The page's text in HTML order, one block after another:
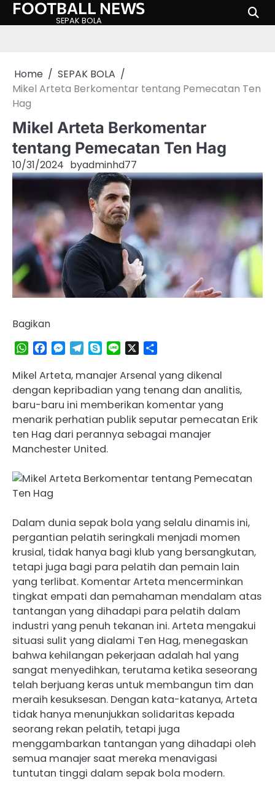
SkipFOOTBALL NEWS
SEPAK BOLA
Home
SEPAK BOLA
Mikel Arteta Berkomentar tentang Pemecatan Ten
Hag
Mikel Arteta Berkomentar
tentang Pemecatan Ten Hag
10/31/2024 byadminhd77
Bagikan
WhatsApp
Facebook
Messenger
Telegram
SkypeLine
Mikel Arteta, manajer Arsenal yang dikenal
dengan kepribadian yang tenang dan analitis,
baru-baru ini memberikan komentar yang
menarik perhatian publik seputar pemecatan Erik
ten Hag dari perannya sebagai manajer
Manchester United.
Dalam dunia sepak bola yang selalu dinamis ini,
pergantian pelatih seringkali menjadi momen
krusial, tidak hanya bagi klub yang bersangkutan,
tetapi juga bagi para pelatih dan pemain lain
yang terlibat. Komentar Arteta mencerminkan
tingkat empati dan pemahaman mendalam atas
tantangan yang dihadapi para pelatih dalam
industri yang penuh tekanan ini. Arteta mengakui
situasi sulit yang dialami Ten Hag, menegaskan
bahwa kehilangan pekerjaan adalah hal yang
sangat menyedihkan, terutama ketika seseorang
telah berjuang keras untuk membangun tim dan
meraih kesuksesan.​ Dengan kata-katanya, Arteta
tidak hanya menunjukkan solidaritas kepada
seorang rekan pelatih, tetapi juga
menggambarkan tantangan yang dihadapi oleh
semua manajer saat mereka menavigasi
tuntutan tinggi dalam sepak bola modern.